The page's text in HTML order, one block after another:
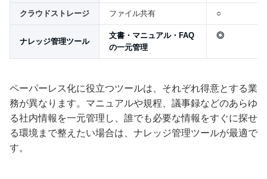
クラウドストレージ ファイル共有 ○
ナレッジ管理ツール
文書・マニュアル・FAQ
の一元管理
◎
ペーパーレス化に役立つツールは、それぞれ得意とする業
務が異なります。マニュアルや規程、議事録などのあらゆ
る社内情報を一元管理し、誰でも必要な情報をすぐに探せ
る環境まで整えたい場合は、ナレッジ管理ツールが最適で
す。